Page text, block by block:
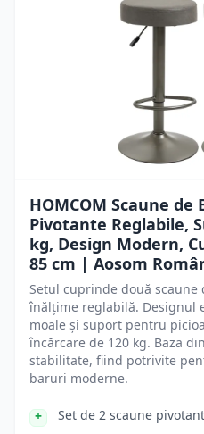
HOMCOM Scaune de
Pivotante Reglabile,
kg, Design Modern,
85 cm | Aosom
Setul cuprinde două scaune
înălțime reglabilă. Designul
moale și suport pentru
încărcare de 120 kg. Baza
stabilitate, fiind potrivite
baruri moderne.
Set de 2 scaune